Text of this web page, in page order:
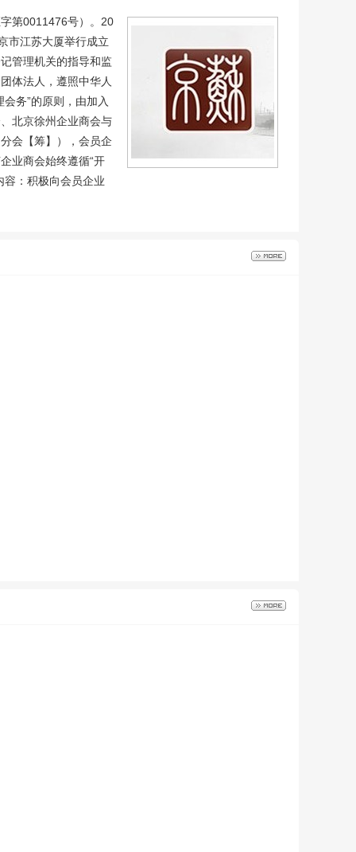
第0011476号）。20
市江苏大厦举行成立
管理机关的指导和监
体法人，遵照中华人
务”的原则，由加入
北京徐州企业商会与
会【筹】），会员企
业商会始终遵循“开
容：积极向会员企业